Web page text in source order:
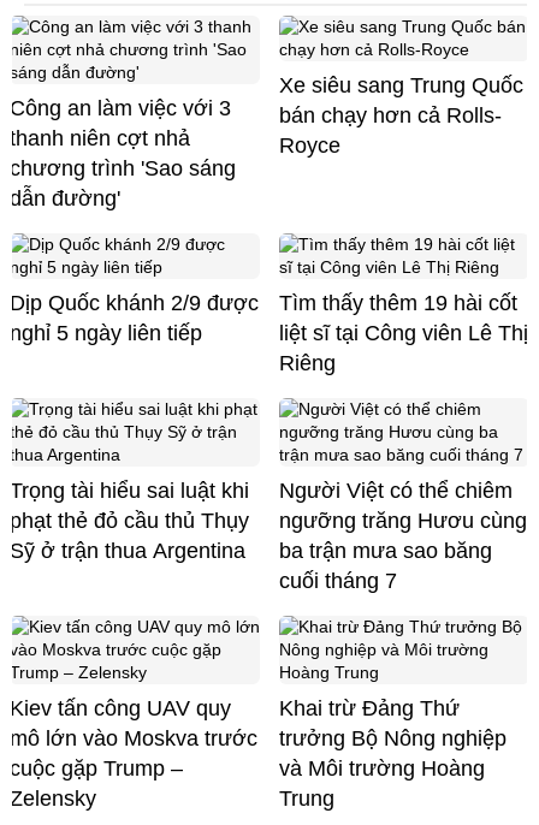
Công an làm việc với 3
thanh niên cợt nhả
chương trình 'Sao sáng
dẫn đường'
Xe siêu sang Trung Quốc
bán chạy hơn cả Rolls-
Royce
Dịp Quốc khánh 2/9 được
nghỉ 5 ngày liên tiếp
Tìm thấy thêm 19 hài cốt
liệt sĩ tại Công viên Lê Thị
Riêng
Trọng tài hiểu sai luật khi
phạt thẻ đỏ cầu thủ Thụy
Sỹ ở trận thua Argentina
Người Việt có thể chiêm
ngưỡng trăng Hươu cùng
ba trận mưa sao băng
cuối tháng 7
Kiev tấn công UAV quy
mô lớn vào Moskva trước
cuộc gặp Trump –
Zelensky
Khai trừ Đảng Thứ
trưởng Bộ Nông nghiệp
và Môi trường Hoàng
Trung